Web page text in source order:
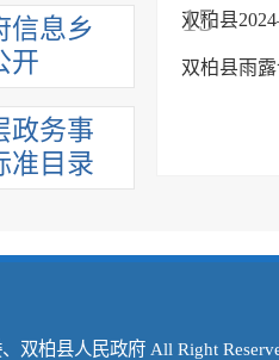
信息乡
开
政务事
准目录
15
双柏县
双柏县雨
双柏县人民政府 All Right